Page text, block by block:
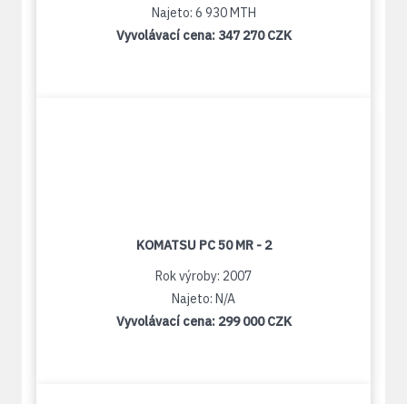
Najeto: 6 930 MTH
Vyvolávací cena: 347 270 CZK
KOMATSU PC 50 MR - 2
Rok výroby: 2007
Najeto: N/A
Vyvolávací cena: 299 000 CZK